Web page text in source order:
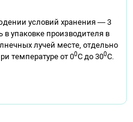
условий хранения — 3
в упаковке производителя в
лучей месте, отдельно
температуре от 00С до 300С.